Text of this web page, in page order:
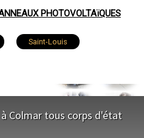
PHOTOVOLTAïQUES
Saint-Louis
Guebwiller
Colmar tous corps d'état